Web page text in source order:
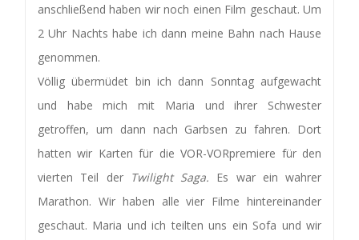
anschließend haben wir noch einen Film geschaut. Um
2 Uhr Nachts habe ich dann meine Bahn nach Hause
genommen.
Völlig übermüdet bin ich dann Sonntag aufgewacht
und habe mich mit Maria und ihrer Schwester
getroffen, um dann nach Garbsen zu fahren. Dort
hatten wir Karten für die VOR-VORpremiere für den
vierten Teil der Twilight Saga. Es war ein wahrer
Marathon. Wir haben alle vier Filme hintereinander
geschaut. Maria und ich teilten uns ein Sofa und wir